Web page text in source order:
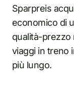
Sparpreis
economico di
qualità-prezzo
viaggi in treno
più lungo.